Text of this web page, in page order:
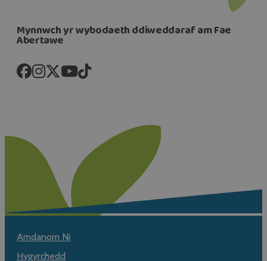
Mynnwch yr wybodaeth ddiweddaraf am Fae
Abertawe
Amdanom Ni
Hygyrchedd